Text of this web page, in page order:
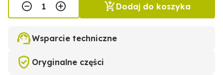
Dodaj do koszyka
Wsparcie techniczne
Oryginalne części